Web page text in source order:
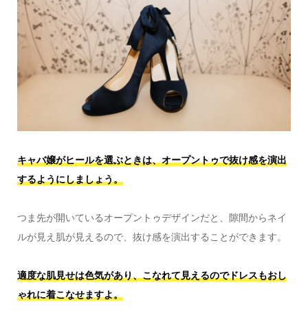
キャバ嬢がヒールを選ぶときは、オープントゥで抜け感を演出
するようにしましょう。
つま先が開いているオープントゥデザインだと、隙間からネイ
ルが見え肌が見えるので、抜け感を演出することができます。
適度な肌見せは色気があり、こなれて見えるのでドレスもおし
ゃれに着こなせますよ。